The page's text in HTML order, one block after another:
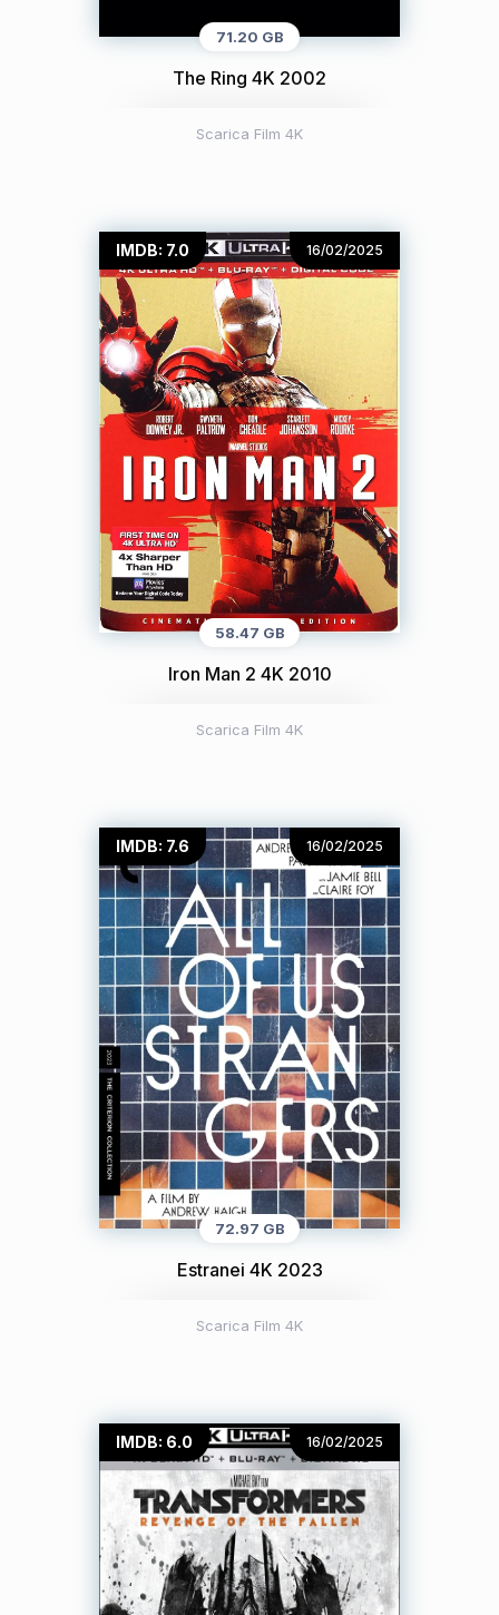
71.20 GB
The Ring 4K 2002
Scarica Film 4K
IMDB: 7.0 16/02/2025
58.47 GB
Iron Man 2 4K 2010
Scarica Film 4K
IMDB: 7.6 16/02/2025
72.97 GB
Estranei 4K 2023
Scarica Film 4K
IMDB: 6.0 16/02/2025